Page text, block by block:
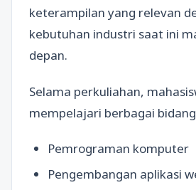
keterampilan yang relevan
kebutuhan industri saat ini
depan.
Selama perkuliahan,
mempelajari berbagai
Pemrograman komputer
Pengembangan aplikasi